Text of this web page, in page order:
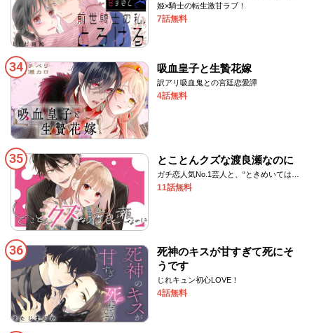
姫×騎士の転生激甘ラブ！
7話無料
34 吸血皇子と生贄花嫁
訳アリ吸血鬼との宮廷恋愛譚
4話無料
35 とことんクズな渡良瀬なのに
ガチ恋人気No.1芸人と、“ときめいてはい
けない”同居生活！
11話無料
36
死神のキスが甘すぎて死にそ
うです
じれキュン初心LOVE！
4話無料